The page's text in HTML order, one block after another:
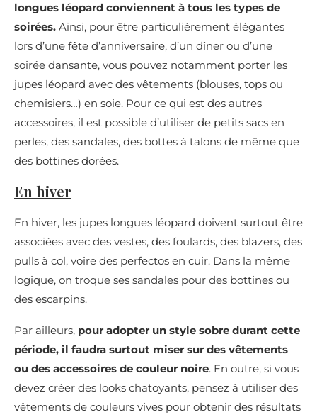
longues léopard conviennent à tous les types de
soirées. Ainsi, pour être particulièrement élégantes
lors d’une fête d’anniversaire, d’un dîner ou d’une
soirée dansante, vous pouvez notamment porter les
jupes léopard avec des vêtements (blouses, tops ou
chemisiers…) en soie. Pour ce qui est des autres
accessoires, il est possible d’utiliser de petits sacs en
perles, des sandales, des bottes à talons de même que
des bottines dorées.
En hiver
En hiver, les jupes longues léopard doivent surtout être
associées avec des vestes, des foulards, des blazers, des
pulls à col, voire des perfectos en cuir. Dans la même
logique, on troque ses sandales pour des bottines ou
des escarpins.
Par ailleurs, pour adopter un style sobre durant cette
période, il faudra surtout miser sur des vêtements
ou des accessoires de couleur noire. En outre, si vous
devez créer des looks chatoyants, pensez à utiliser des
vêtements de couleurs vives pour obtenir des résultats